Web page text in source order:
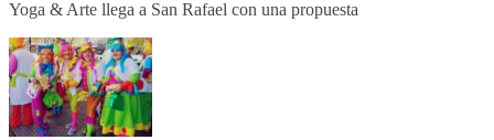
Yoga & Arte llega a San Rafael con una propuesta